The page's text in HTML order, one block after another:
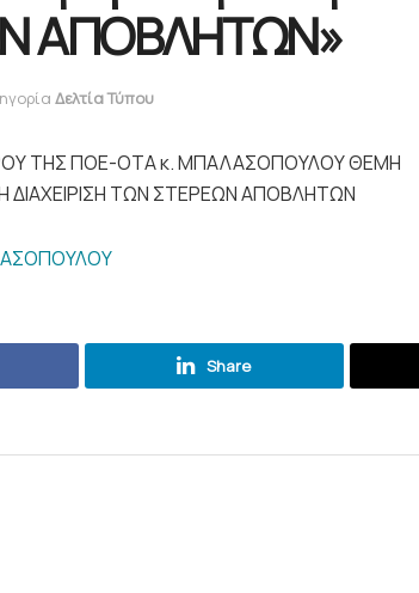
ΑΠΟΒΛΗΤΩΝ»
Δελτία Τύπου
ΤΗΣ ΠΟΕ-ΟΤΑ κ. ΜΠΑΛΑΣΟΠΟΥΛΟΥ ΘΕΜΗ
ΔΙΑΧΕΙΡΙΣΗ ΤΩΝ ΣΤΕΡΕΩΝ ΑΠΟΒΛΗΤΩΝ
Share